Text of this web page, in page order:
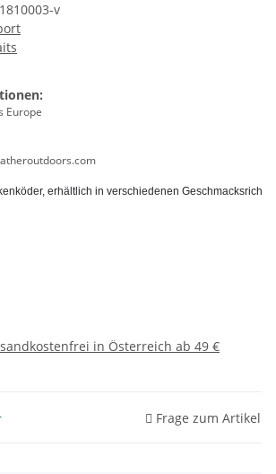
v
Europe
erhältlich in verschiedenen
in Österreich ab 49 €
Frage zum Artikel